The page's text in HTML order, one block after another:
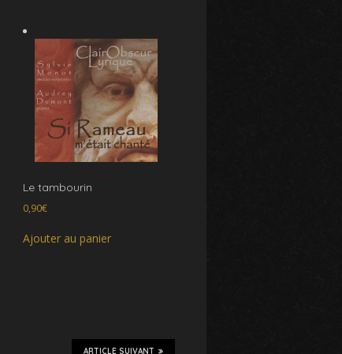
Le tambourin
0,90€
Ajouter au panier
ARTICLE SUIVANT